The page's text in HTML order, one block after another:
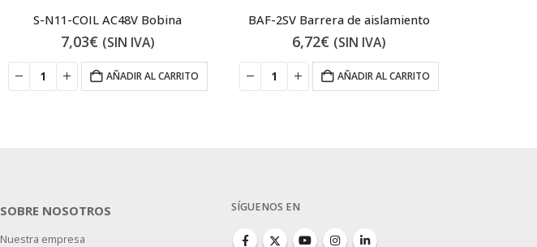
S-N11-COIL AC48V Bobina
7,03€ (SIN IVA)
AÑADIR AL CARRITO
BAF-2SV Barrera de aislamiento
6,72€ (SIN IVA)
AÑADIR AL CARRITO
SOBRE NOSOTROS
Nuestra empresa
SÍGUENOS EN